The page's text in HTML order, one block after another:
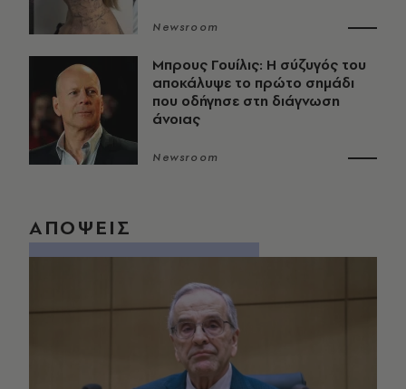
Newsroom
Μπρους Γουίλις: Η σύζυγός του
αποκάλυψε το πρώτο σημάδι
που οδήγησε στη διάγνωση
άνοιας
Newsroom
ΑΠΟΨΕΙΣ